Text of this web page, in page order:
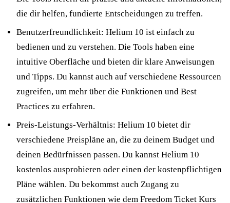
die dir helfen, fundierte Entscheidungen zu treffen.
Benutzerfreundlichkeit: Helium 10 ist einfach zu
bedienen und zu verstehen. Die Tools haben eine
intuitive Oberfläche und bieten dir klare Anweisungen
und Tipps. Du kannst auch auf verschiedene Ressourcen
zugreifen, um mehr über die Funktionen und Best
Practices zu erfahren.
Preis-Leistungs-Verhältnis: Helium 10 bietet dir
verschiedene Preispläne an, die zu deinem Budget und
deinen Bedürfnissen passen. Du kannst Helium 10
kostenlos ausprobieren oder einen der kostenpflichtigen
Pläne wählen. Du bekommst auch Zugang zu
zusätzlichen Funktionen wie dem Freedom Ticket Kurs